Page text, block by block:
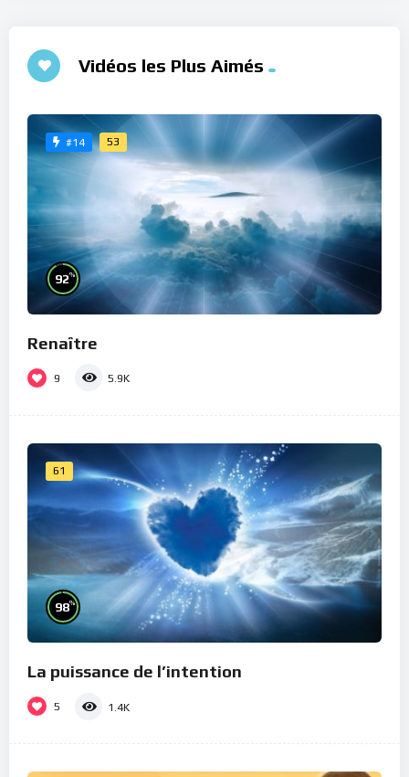
Vidéos les Plus Aimés
#14 53
92%
Renaître
9 5.9K
61
98%
La puissance de l’intention
5 1.4K